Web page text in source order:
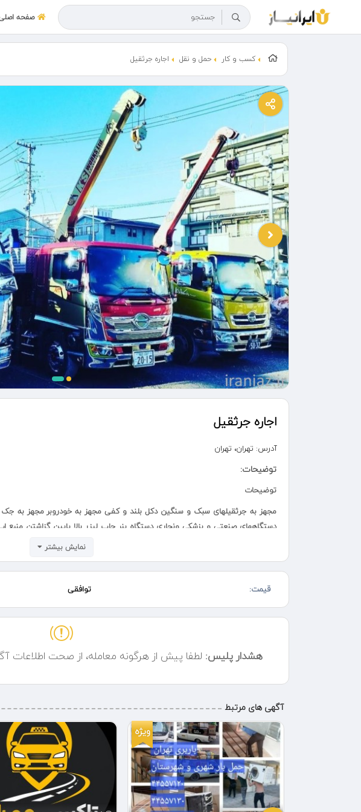
صفحه
کسب و کار حمل و نقل اجاره جرثقیل
اجاره جرثقیل
آدرس: تهران، تهران
توضیحات:
توضیحات
مجهز به جرثقیلهای سبک و سنگین دکل بلند و کفی مجهز به خودروبر مجهز به
دستگاههای صنعتی و پزشکی ونجاری دستگاه بنر چاپ لیزر بالا پایین گزاشتن منبع
هبلکس کاشی نصب تابلو نصب در ساختمانی کلیه مناطق تهران آزادی پاسداران
درخشان.... با بهترین قیمت منصفانه.... حمل خودرو به کل نقاط ایران مجهز به سبد
نمایش بیشتر
قیمت: توافقی
هشدار پلیس: لطفا پیش از هرگونه معامله، از صحت
آگهی های مرتبط
ویژه